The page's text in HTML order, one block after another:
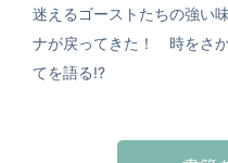
迷えるゴーストたちの強い
ナが戻ってきた！ 時をさ
てを語る!?